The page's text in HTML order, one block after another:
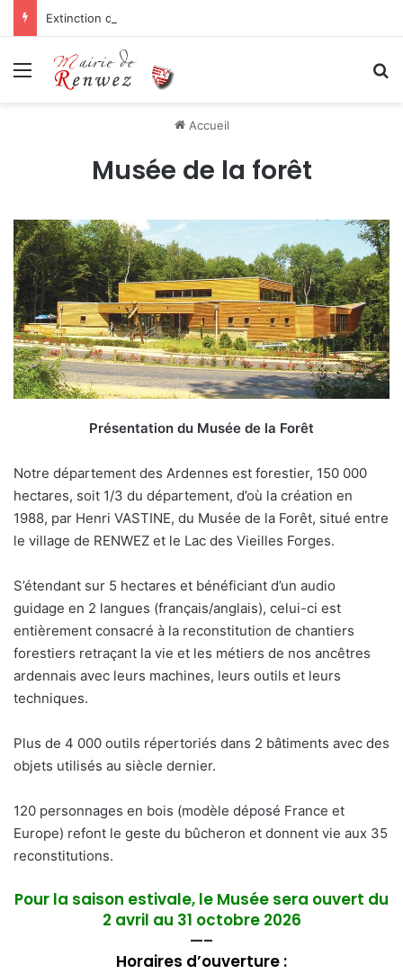
Extinction de l’éclairage public
Menu
Accueil
Musée de la forêt
Présentation du Musée de la Forêt
Notre département des Ardennes est forestier, 150 000
hectares, soit 1/3 du département, d’où la création en
1988, par Henri VASTINE, du Musée de la Forêt, situé entre
le village de RENWEZ et le Lac des Vieilles Forges.
S’étendant sur 5 hectares et bénéficiant d’un audio
guidage en 2 langues (français/anglais), celui-ci est
entièrement consacré à la reconstitution de chantiers
forestiers retraçant la vie et les métiers de nos ancêtres
ardennais avec leurs machines, leurs outils et leurs
techniques.
Plus de 4 000 outils répertoriés dans 2 bâtiments avec des
objets utilisés au siècle dernier.
120 personnages en bois (modèle déposé France et
Europe) refont le geste du bûcheron et donnent vie aux 35
reconstitutions.
Pour la saison estivale, le Musée sera ouvert du
2 avril au 31 octobre 2026
—–
Horaires d’ouverture :